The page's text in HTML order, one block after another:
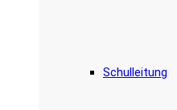
Schulleitung